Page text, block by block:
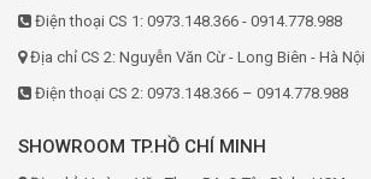
Điện thoại CS 1: 0973.148.366 - 0914.778.988
Địa chỉ CS 2: Nguyễn Văn Cừ - Long Biên - Hà Nội
Điện thoại CS 2: 0973.148.366 – 0914.778.988
SHOWROOM TP.HỒ CHÍ MINH